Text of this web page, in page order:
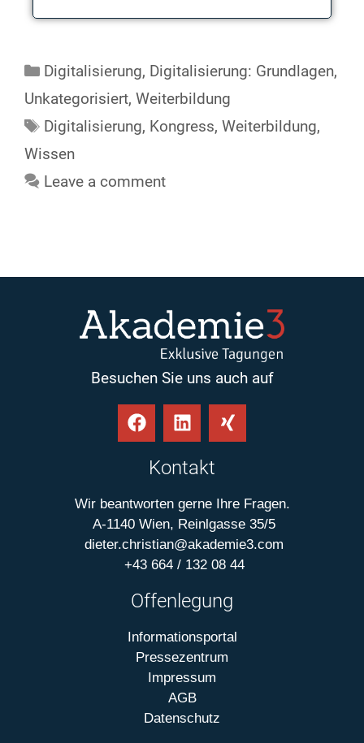
Digitalisierung, Digitalisierung: Grundlagen,
Unkategorisiert, Weiterbildung
Digitalisierung, Kongress,Weiterbildung,
Wissen
Leave a comment
Besuchen Sie uns auch auf
Kontakt
Wir beantworten gerne Ihre Fragen.
A-1140 Wien, Reinlgasse 35/5
dieter.christian@akademie3.com
+43 664 / 132 08 44
Offenlegung
Informationsportal
Pressezentrum
Impressum
AGB
Datenschutz